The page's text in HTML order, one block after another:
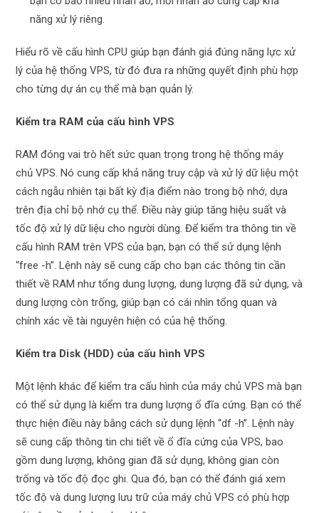
năng xử lý riêng.
Hiểu rõ về cấu hình CPU giúp bạn đánh giá đúng năng lực xử
lý của hệ thống VPS, từ đó đưa ra những quyết định phù hợp
cho từng dự án cụ thể mà bạn quản lý.
Kiểm tra RAM của cấu hình VPS
RAM đóng vai trò hết sức quan trọng trong hệ thống máy
chủ VPS. Nó cung cấp khả năng truy cập và xử lý dữ liệu một
cách ngẫu nhiên tại bất kỳ địa điểm nào trong bộ nhớ, dựa
trên địa chỉ bộ nhớ cụ thể. Điều này giúp tăng hiệu suất và
tốc độ xử lý dữ liệu cho người dùng. Để kiểm tra thông tin về
cấu hình RAM trên VPS của bạn, bạn có thể sử dụng lệnh
“free -h”. Lệnh này sẽ cung cấp cho bạn các thông tin cần
thiết về RAM như tổng dung lượng, dung lượng đã sử dụng, và
dung lượng còn trống, giúp bạn có cái nhìn tổng quan và
chính xác về tài nguyên hiện có của hệ thống.
Kiểm tra Disk (HDD) của cấu hình VPS
Một lệnh khác để kiểm tra cấu hình của máy chủ VPS mà bạn
có thể sử dụng là kiểm tra dung lượng ổ đĩa cứng. Bạn có thể
thực hiện điều này bằng cách sử dụng lệnh “df -h”. Lệnh này
sẽ cung cấp thông tin chi tiết về ổ đĩa cứng của VPS, bao
gồm dung lượng, không gian đã sử dụng, không gian còn
trống và tốc độ đọc ghi. Qua đó, bạn có thể đánh giá xem
tốc độ và dung lượng lưu trữ của máy chủ VPS có phù hợp